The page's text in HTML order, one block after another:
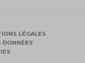
LÉGALES
DONNÉES